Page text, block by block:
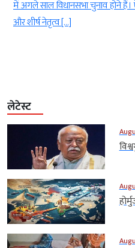
में अगले साल विधानसभा चुनाव होने हैं।
और शीर्ष नेतृत्व […]
लेटेस्ट